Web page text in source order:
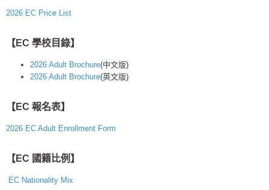
2026 EC Price List
【EC 學校目錄】
2026 Adult Brochure(中文版)
2026 Adult Brochure(英文版)
【EC 報名表】
2026 EC Adult Enrollment Form
【EC 國籍比例】
EC Nationality Mix